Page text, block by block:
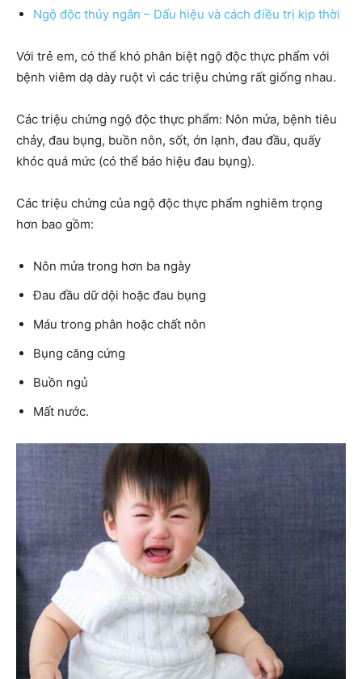
Ngộ độc thủy ngân – Dấu hiệu và cách điều trị kịp thời
Với trẻ em, có thể khó phân biệt ngộ độc thực phẩm với
bệnh viêm dạ dày ruột vì các triệu chứng rất giống nhau.
Các triệu chứng ngộ độc thực phẩm: Nôn mửa, bệnh tiêu
chảy, đau bụng, buồn nôn, sốt, ớn lạnh, đau đầu, quấy
khóc quá mức (có thể báo hiệu đau bụng).
Các triệu chứng của ngộ độc thực phẩm nghiêm trọng
hơn bao gồm:
Nôn mửa trong hơn ba ngày
Đau đầu dữ dội hoặc đau bụng
Máu trong phân hoặc chất nôn
Bụng căng cứng
Buồn ngủ
Mất nước.